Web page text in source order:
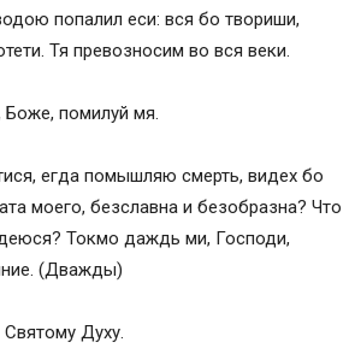
попалил еси: вся бо твориши,
Тя превозносим во вся веки.
помилуй мя.
егда помышляю смерть, видех бо
моего, безславна и безобразна? Что
Токмо даждь ми, Господи,
(Дважды)
Духу.